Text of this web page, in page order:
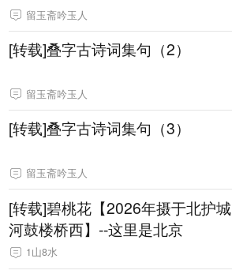
留玉斋吟玉人
[转载]叠字古诗词集句（2）
留玉斋吟玉人
[转载]叠字古诗词集句（3）
留玉斋吟玉人
[转载]碧桃花【2026年摄于北护城
河鼓楼桥西】--这里是北京
1山8水